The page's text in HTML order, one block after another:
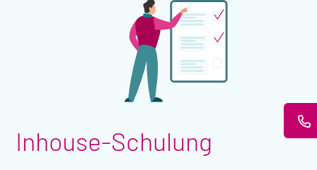
Inhouse-Schulung